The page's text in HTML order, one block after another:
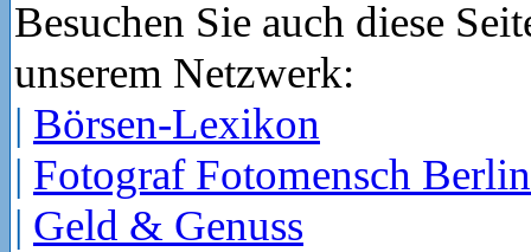
Besuchen Sie auch diese
unserem Netzwerk:
| Börsen-Lexikon
| Fotograf Fotomensch Berlin
| Geld & Genuss